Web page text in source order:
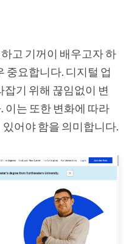
고 기꺼이 배우고자 하
중요합니다. 디지털 업
기 위해 끊임없이 변
이는 또한 변화에 따라
어야 함을 의미합니다.